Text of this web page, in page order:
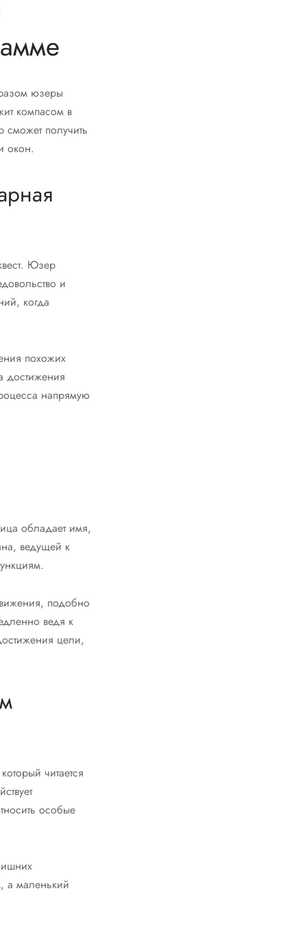
юзеры
компасом в
сможет получить
окон.
Юзер
и
когда
похожих
достижения
напрямую
обладает имя,
ведущей к
подобно
ведя к
цели,
читается
особые
а маленький